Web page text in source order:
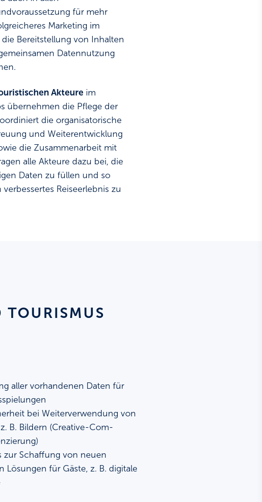
für mehr
Marketing im
Bereitstellung von Inhalten
Datennutzung
Akteureim
übernehmen die Pflege der
die organisatorische
und Weiterentwicklung
die Zusammenarbeit mit
alle Akteure dazu bei, die
Daten zu füllen und so
Reiseerlebnis zu
TOURISMUS
aller vorhandenen Daten für
bei Weiterverwendung von
B. Bildern (Creative-Com-
zur Schaffung von neuen
Lösungen für Gäste, z. B. digitale